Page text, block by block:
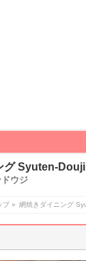
グ Syuten-
ドウジ
プ » 網焼きダイニング